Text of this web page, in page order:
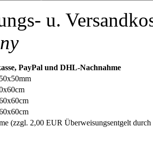
u.
PayPal und DHL-Nachnahme
(zzgl. 2,00 EUR Überweisungsentgelt